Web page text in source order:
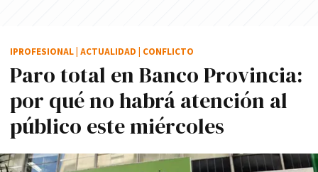
Paro total en Banco Provincia:
por qué no habrá atención al
público este miércoles
IPROFESIONAL ACTUALIDAD CONFLICTO